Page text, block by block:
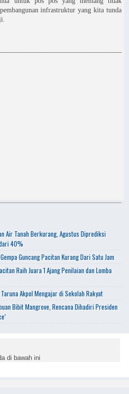
infrastruktur yang kita tunda
Air Tanah Berkurang, Agustus Diprediksi
40%
Guncang Pacitan Kurang Dari Satu Jam
Raih Juara 1 Ajang Penilaian dan Lomba
Akpol Mengajar di Sekolah Rakyat
Bibit Mangrove, Rencana Dihadiri Presiden
di bawah ini